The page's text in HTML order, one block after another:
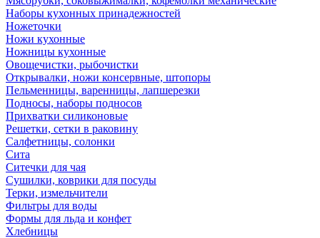
Наборы кухонных принадежностей
Ножеточки
Ножи кухонные
Ножницы кухонные
Овощечистки, рыбочистки
Открывалки, ножи консервные, штопоры
Пельменницы, варенницы, лапшерезки
Подносы, наборы подносов
Прихватки силиконовые
Решетки, сетки в раковину
Салфетницы, солонки
Сита
Ситечки для чая
Сушилки, коврики для посуды
Терки, измельчители
Фильтры для воды
Формы для льда и конфет
Хлебницы